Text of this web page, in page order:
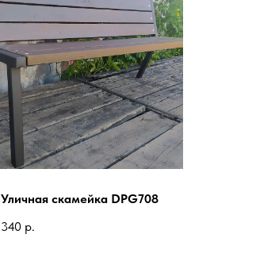
Уличная скамейка DPG708
340 р.